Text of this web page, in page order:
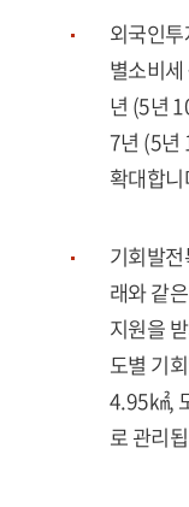
외국인
별소비
년 (5년
7년 (5년
확대합
기회발
래와 같
지원을
도별 기
4.95㎢,
로 관리